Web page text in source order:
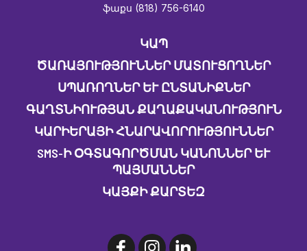
ֆաքս (818) 756-6140
ԿԱՊ
ԾԱՌԱՅՈՒԹՅՈՒՆՆԵՐ ՄԱՏՈՒՑՈՂՆԵՐ
ՍՊԱՌՈՂՆԵՐ ԵՒ ԸՆՏԱՆԻՔՆԵՐ
ԳԱՂՏՆԻՈՒԹՅԱՆ ՔԱՂԱՔԱԿԱՆՈՒԹՅՈՒՆ
ԿԱՐԻԵՐԱՅԻ ՀՆԱՐԱՎՈՐՈՒԹՅՈՒՆՆԵՐ
SMS-Ի ՕԳՏԱԳՈՐԾՄԱՆ ԿԱՆՈՆՆԵՐ ԵՒ Պ
ԱՅՄԱՆՆԵՐ
ԿԱՅՔԻ ՔԱՐՏԵԶ